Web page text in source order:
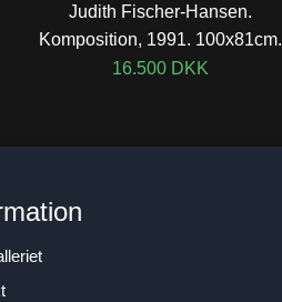
Judith Fischer-Hansen.
Komposition, 1991. 100x81cm.
16.500 DKK